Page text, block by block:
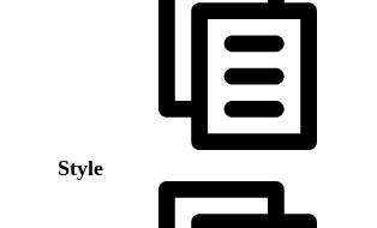
Style